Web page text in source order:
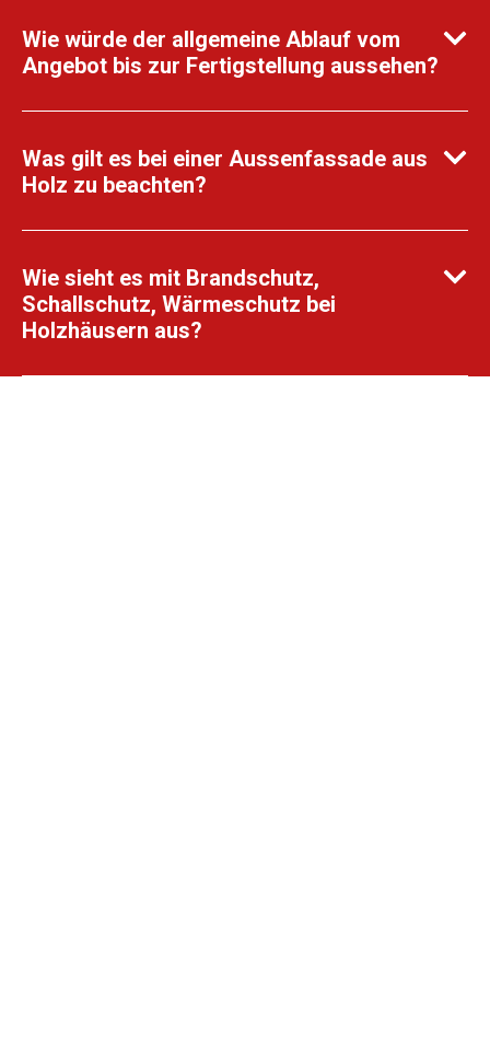
Wie würde der allgemeine Ablauf vom
Angebot bis zur Fertigstellung aussehen?
Was gilt es bei einer Aussenfassade aus
Holz zu beachten?
Wie sieht es mit Brandschutz,
Schallschutz, Wärmeschutz bei
Holzhäusern aus?